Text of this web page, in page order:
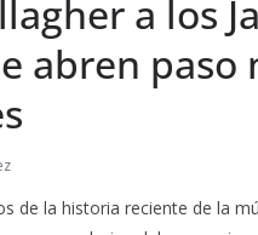
a los
abren paso
de la historia reciente de la